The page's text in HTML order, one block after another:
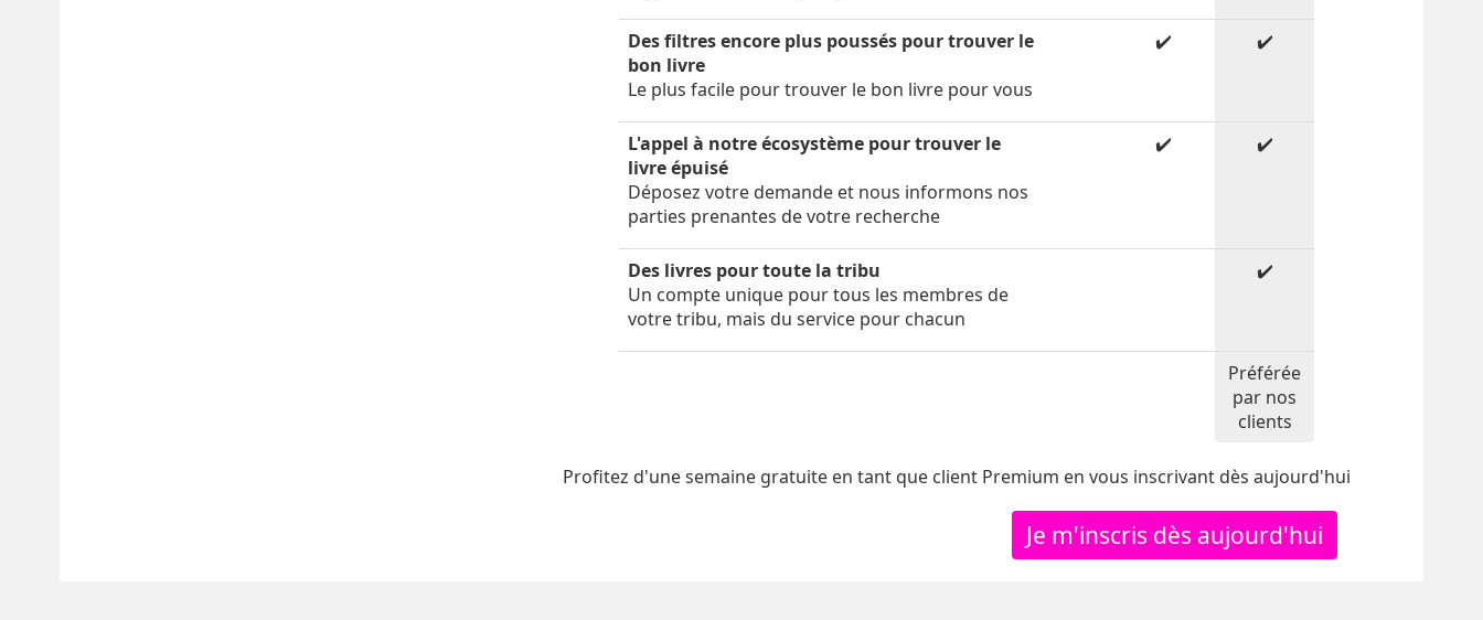
Des filtres encore plus poussés pour trouver le
bon livre
Le plus facile pour trouver le bon livre pour vous
✔️ ✔️
L'appel à notre écosystème pour trouver le
livre épuisé
Déposez votre demande et nous informons nos
parties prenantes de votre recherche
✔️ ✔️
Des livres pour toute la tribu
Un compte unique pour tous les membres de
votre tribu, mais du service pour chacun
✔️
Préférée
par nos
clients
Profitez d'une semaine gratuite en tant que client Premium en vous inscrivant dès aujourd'hui
Je m'inscris dès aujourd'hui